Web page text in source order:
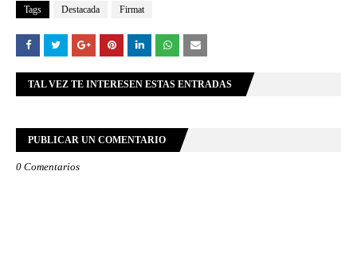
Tags Destacada Firmat
TAL VEZ TE INTERESEN ESTAS ENTRADAS
PUBLICAR UN COMENTARIO
0 Comentarios